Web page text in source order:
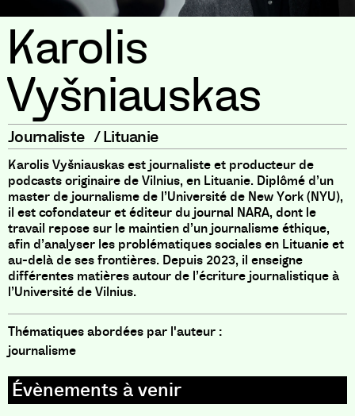
Karolis
Vyšniauskas
Journaliste /Lituanie
Karolis Vyšniauskas est journaliste et producteur de
podcasts originaire de Vilnius, en Lituanie. Diplômé d’un
master de journalisme de l’Université de New York (NYU),
il est cofondateur et éditeur du journal NARA, dont le
travail repose sur le maintien d’un journalisme éthique,
afin d’analyser les problématiques sociales en Lituanie et
au-delà de ses frontières. Depuis 2023, il enseigne
différentes matières autour de l’écriture journalistique à
l’Université de Vilnius.
Thématiques abordées par l'auteur :
journalisme